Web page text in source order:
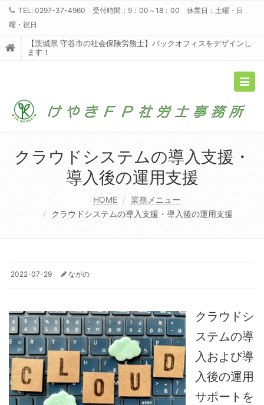
TEL: 0297-37-4960 受付時間：9：00～18：00 休業日：土曜・日
曜・祝日
【茨城県 守谷市の社会保険労務士】バックオフィスをデザインし
ます！
クラウドシステムの導入支援・
導入後の運用支援
HOME
業務メニュー
クラウドシステムの導入支援・導入後の運用支援
2022-07-29 ながの
クラウドシ
ステムの導
入および導
入後の運用
サポートを